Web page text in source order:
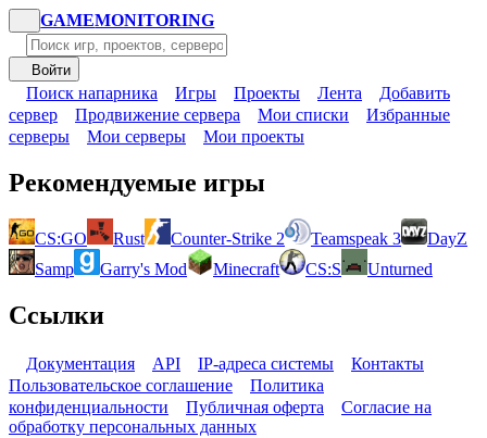
GAMEMONITORING
Войти
Поиск напарника Игры Проекты Лента
Добавить
сервер
Продвижение сервера Мои списки
Избранные
серверы
Мои серверы Мои проекты
Рекомендуемые игры
CS:GO Rust Counter-Strike 2 Teamspeak 3
DayZ
Samp
Garry's Mod Minecraft CS:S Unturned
Ссылки
Документация API IP-адреса системы
Контакты
Пользовательское соглашение
Политика
конфиденциальности
Публичная оферта
Согласие на
обработку персональных данных